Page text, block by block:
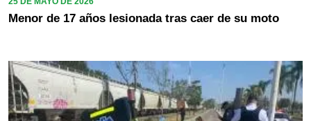
Menor de 17 años lesionada tras caer de su moto